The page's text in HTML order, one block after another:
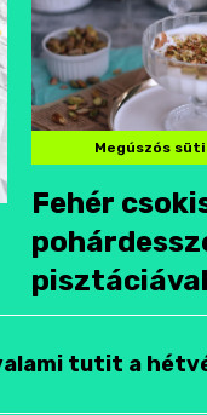
Megúszós
Fehér
pisztáciával
tutit a